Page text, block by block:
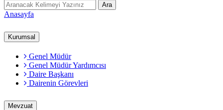
Ara
Anasayfa
Kurumsal
Genel Müdür
Genel Müdür Yardımcısı
Daire Başkanı
Dairenin Görevleri
Mevzuat